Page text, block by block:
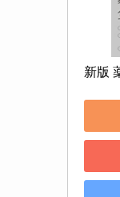
新版